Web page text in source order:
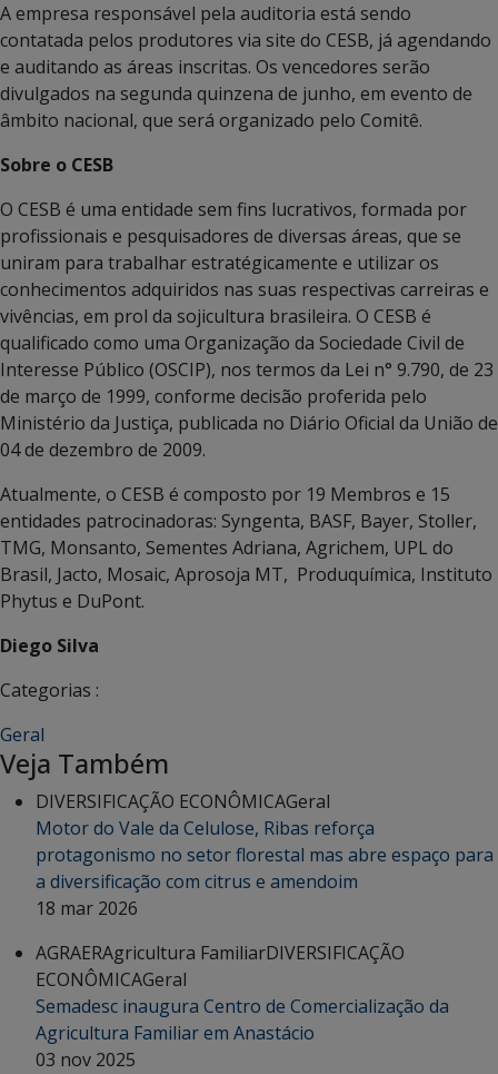
A empresa responsável pela auditoria está sendo
contatada pelos produtores via site do CESB, já agendando
e auditando as áreas inscritas. Os vencedores serão
divulgados na segunda quinzena de junho, em evento de
âmbito nacional, que será organizado pelo Comitê.
Sobre o CESB
O CESB é uma entidade sem fins lucrativos, formada por
profissionais e pesquisadores de diversas áreas, que se
uniram para trabalhar estratégicamente e utilizar os
conhecimentos adquiridos nas suas respectivas carreiras e
vivências, em prol da sojicultura brasileira. O CESB é
qualificado como uma Organização da Sociedade Civil de
Interesse Público (OSCIP), nos termos da Lei n° 9.790, de 23
de março de 1999, conforme decisão proferida pelo
Ministério da Justiça, publicada no Diário Oficial da União de
04 de dezembro de 2009.
Atualmente, o CESB é composto por 19 Membros e 15
entidades patrocinadoras: Syngenta, BASF, Bayer, Stoller,
TMG, Monsanto, Sementes Adriana, Agrichem, UPL do
Brasil, Jacto, Mosaic, Aprosoja MT, Produquímica, Instituto
Phytus e DuPont.
Diego Silva
Categorias :
Geral
Veja Também
DIVERSIFICAÇÃO ECONÔMICAGeral
Motor do Vale da Celulose, Ribas reforça
protagonismo no setor florestal mas abre espaço para
a diversificação com citrus e amendoim
18 mar 2026
AGRAERAgricultura FamiliarDIVERSIFICAÇÃO
ECONÔMICAGeral
Semadesc inaugura Centro de Comercialização da
Agricultura Familiar em Anastácio
03 nov 2025